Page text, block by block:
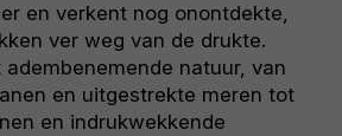
en verkent nog onontdekte,
ver weg van de drukte.
natuur, van
en uitgestrekte meren tot
en indrukwekkende